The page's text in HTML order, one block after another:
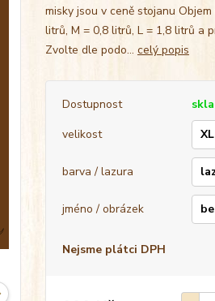
misky jsou v ceně stojanu
litrů, M = 0,8 litrů, L = 1,8 litrů a
Zvolte dle podo... celý popis
Dostupnost
velikost
barva / lazura
jméno / obrázek
Nejsme plátci DPH